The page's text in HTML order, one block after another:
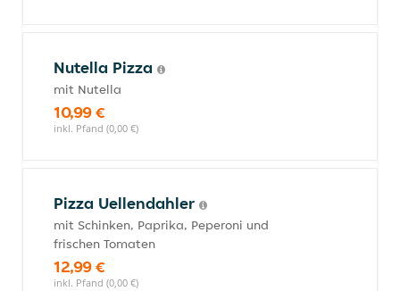
Nutella Pizza
mit Nutella
10,99 €
inkl. Pfand (0,00 €)
Pizza Uellendahler
mit Schinken, Paprika, Peperoni und
frischen Tomaten
12,99 €
inkl. Pfand (0,00 €)